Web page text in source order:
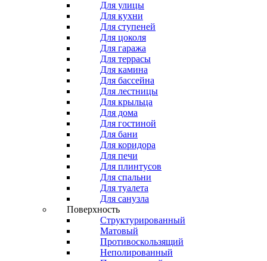
Для улицы
Для кухни
Для ступеней
Для цоколя
Для гаража
Для террасы
Для камина
Для бассейна
Для лестницы
Для крыльца
Для дома
Для гостиной
Для бани
Для коридора
Для печи
Для плинтусов
Для спальни
Для туалета
Для санузла
Поверхность
Структурированный
Матовый
Противоскользящий
Неполированный